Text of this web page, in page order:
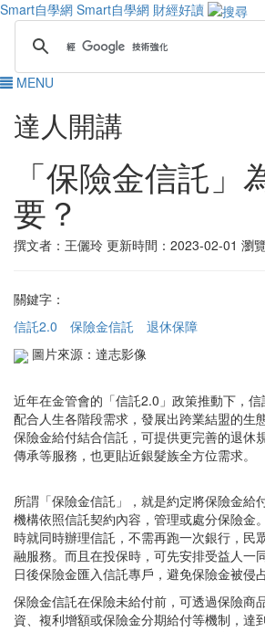
Smart自學網 Smart自學網 財經好讀
MENU
達人開講
「保險金信託」
要？
撰文者：王儷玲 更新時間：2023-02-01 瀏
關鍵字：
信託2.0
保險金信託
退休保障
圖片來源：達志影像
近年在金管會的「信託2.0」政策推動下，
配合人生各階段需求，發展出跨業結盟的生
保險金給付結合信託，可提供更完善的退休
傳承等服務，也更貼近銀髮族全方位需求。
所謂「保險金信託」，就是約定將保險金給
機構依照信託契約內容，管理或處分保險金
時就同時辦理信託，不需再跑一次銀行，民
融服務。而且在投保時，可先安排受益人一
日後保險金匯入信託專戶，避免保險金被侵
保險金信託在保險未給付前，可透過保險商
資、複利增額或保險金分期給付等機制，達